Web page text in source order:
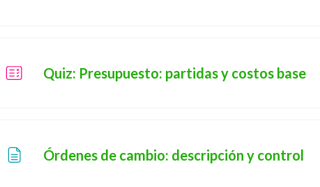
Quiz: Presupuesto: partidas y costos base
Órdenes de cambio: descripción y control